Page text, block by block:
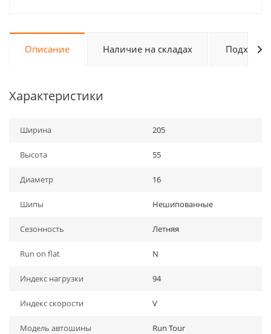
Описание Наличие на складах Подходит
Характеристики
Ширина 205
Высота 55
Диаметр 16
Шипы Нешипованные
Сезонность Летняя
Run on flat N
Индекс нагрузки 94
Индекс скорости V
Модель автошины Run Tour